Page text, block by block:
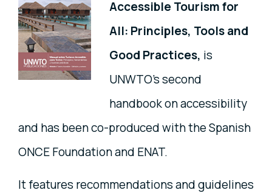
Accessible Tourism for
All: Principles, Tools and
Good Practices, is
UNWTO's second
handbook on accessibility
and has been co-produced with the Spanish
ONCE Foundation and ENAT.
It features recommendations and guidelines